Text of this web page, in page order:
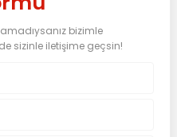
bizimle
sizinle iletişime geçsin!